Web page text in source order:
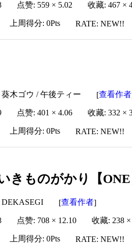
点赞: 559 × 5.02 收藏: 467 ×
上周得分: 0Pts RATE: NEW!!
葵木ゴウ / 午後ティー [查看作者
点赞: 401 × 4.06 收藏: 332 ×
上周得分: 0Pts RATE: NEW!!
きものがかり【ONE
DEKASEGI [查看作者]
点赞: 708 × 12.10 收藏: 238
上周得分: 0Pts RATE: NEW!!